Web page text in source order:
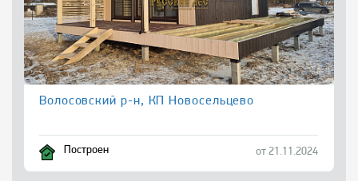
Волосовский р-н, КП Новосельцево
Построен от 21.11.2024